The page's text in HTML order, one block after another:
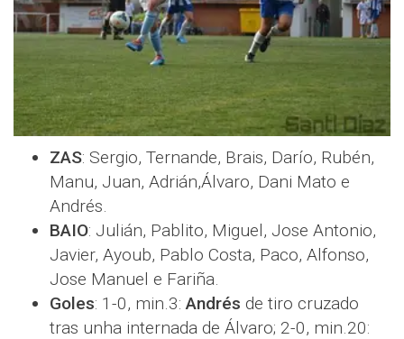
ZAS: Sergio, Ternande, Brais, Darío, Rubén,
Manu, Juan, Adrián,Álvaro, Dani Mato e
Andrés.
BAIO: Julián, Pablito, Miguel, Jose Antonio,
Javier, Ayoub, Pablo Costa, Paco, Alfonso,
Jose Manuel e Fariña.
Goles: 1-0, min.3:Andrés de tiro cruzado
tras unha internada de Álvaro; 2-0, min.20: